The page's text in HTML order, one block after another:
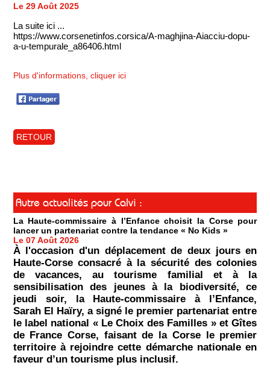
Le 29 Août 2025
La suite ici ...
https://www.corsenetinfos.corsica/A-maghjina-Aiacciu-dopu-
a-u-tempurale_a86406.html
Plus d'informations, cliquer ici
RETOUR
Autre actualités pour Calvi :
La Haute-commissaire à l’Enfance choisit la Corse pour
lancer un partenariat contre la tendance « No Kids »
Le 07 Août 2026
À l'occasion d'un déplacement de deux jours en
Haute-Corse consacré à la sécurité des colonies
de vacances, au tourisme familial et à la
sensibilisation des jeunes à la biodiversité, ce
jeudi soir, la Haute-commissaire à l’Enfance,
Sarah El Haïry, a signé le premier partenariat entre
le label national « Le Choix des Familles » et Gîtes
de France Corse, faisant de la Corse le premier
territoire à rejoindre cette démarche nationale en
faveur d’un tourisme plus inclusif.